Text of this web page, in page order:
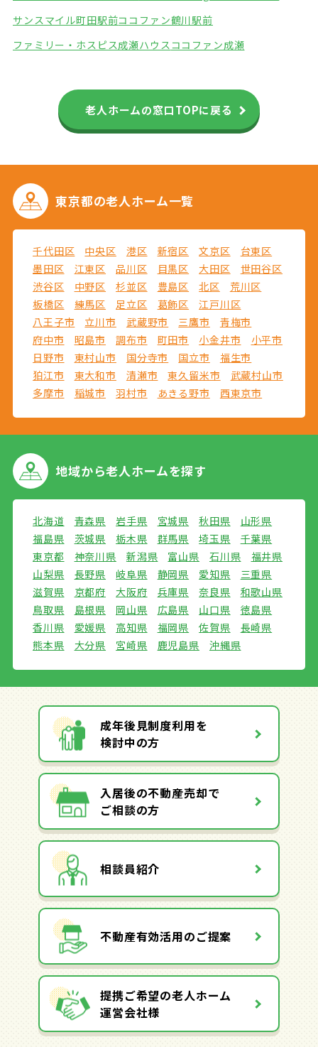
サンスマイル町田駅前ココファン鶴川駅前
ファミリー・ホスピス成瀬ハウスココファン成瀬
老人ホームの窓口TOPに戻る
東京都の老人ホーム一覧
千代田区 中央区 港区 新宿区 文京区
台東区
墨田区
江東区 品川区 目黒区 大田区
世田谷区
渋谷区
中野区 杉並区 豊島区 北区
荒川区
板橋区
練馬区 足立区 葛飾区
江戸川区
八王子市
立川市 武蔵野市 三鷹市
青梅市
府中市
昭島市 調布市 町田市 小金井市
小平市
日野市
東村山市 国分寺市 国立市
福生市
狛江市
東大和市 清瀬市 東久留米市
武蔵村山市
多摩市
稲城市 羽村市 あきる野市 西東京市
地域から老人ホームを探す
北海道 青森県 岩手県 宮城県 秋田県
山形県
福島県
茨城県 栃木県 群馬県 埼玉県
千葉県
東京都
神奈川県 新潟県 富山県 石川県
福井県
山梨県
長野県 岐阜県 静岡県 愛知県
三重県
滋賀県
京都府 大阪府 兵庫県 奈良県
和歌山県
鳥取県
島根県 岡山県 広島県 山口県
徳島県
香川県
愛媛県 高知県 福岡県 佐賀県
長崎県
熊本県
大分県 宮崎県 鹿児島県 沖縄県
成年後見制度利用を
検討中の方
入居後の不動産売却で
ご相談の方
相談員紹介
不動産有効活用のご提案
提携ご希望の老人ホーム
運営会社様